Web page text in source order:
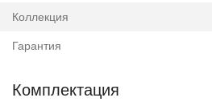
Коллекция
Гарантия
Комплектация